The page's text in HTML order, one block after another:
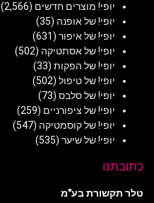
יופי! מוצרים חדשים (2,566)
יופי! של אופנה (35)
יופי! של איפור (631)
יופי! של אסתטיקה (502)
יופי! של הפקות (33)
יופי! של טיפול (502)
יופי! של סלבס (73)
יופי! של ציפורניים (259)
יופי! של קוסמטיקה (547)
יופי! של שיער (535)
כתובתנו
טלר תקשורת בע"מ